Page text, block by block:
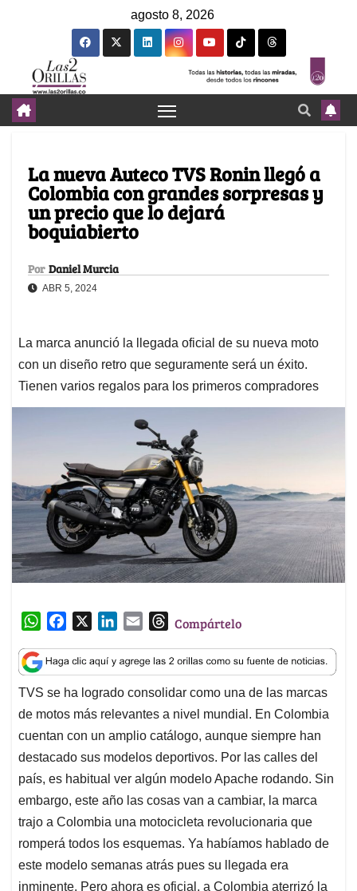
agosto 8, 2026
La nueva Auteco TVS Ronin llegó a
Colombia con grandes sorpresas y
un precio que lo dejará
boquiabierto
Por Daniel Murcia
ABR 5, 2024
La marca anunció la llegada oficial de su nueva moto
con un diseño retro que seguramente será un éxito.
Tienen varios regalos para los primeros compradores
W
a
t
s
A
p
p
c
e
b
o
o
k
n
k
e
d
I
n
a
i
l
T
r
e
a
d
s
Compártelo
TVS se ha logrado consolidar como una de las marcas
de motos más relevantes a nivel mundial. En Colombia
cuentan con un amplio catálogo, aunque siempre han
destacado sus modelos deportivos. Por las calles del
país, es habitual ver algún modelo Apache rodando. Sin
embargo, este año las cosas van a cambiar, la marca
trajo a Colombia una motocicleta revolucionaria que
romperá todos los esquemas. Ya habíamos hablado de
este modelo semanas atrás pues su llegada era
inminente. Pero ahora es oficial, a Colombia aterrizó la